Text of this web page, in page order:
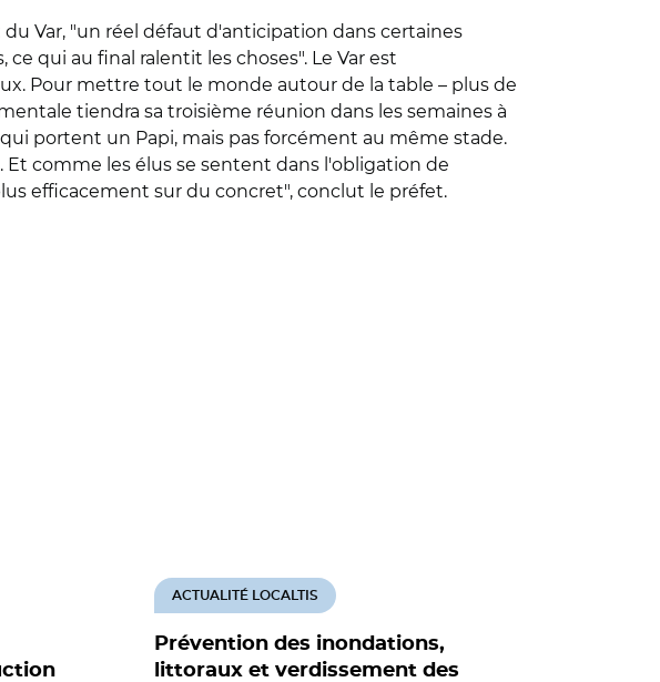
Var, "un réel défaut d'anticipation dans certaines
qui au final ralentit les choses". Le Var est
Pour mettre tout le monde autour de la table – plus de
tiendra sa troisième réunion dans les semaines à
portent un Papi, mais pas forcément au même stade.
Et comme les élus se sentent dans l'obligation de
efficacement sur du concret", conclut le préfet.
Prévention des inondations,
littoraux et verdissement des
ACTUALITÉ LOCALTIS